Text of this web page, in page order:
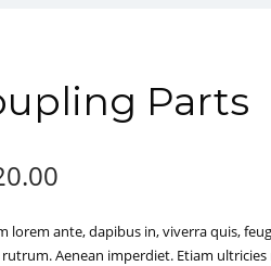
Parts
lorem ante, dapibus in, viverra quis,
Aenean imperdiet. Etiam